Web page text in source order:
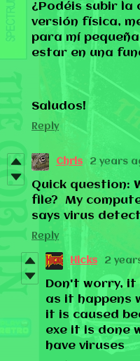
¿Podéis subir la
versión física,
para mí
estar en una
Saludos!
Reply
Chris 2 years
Quick question:
file? My
says virus
Reply
Hicks 2
Don't worry,
as it happens
it is caused
exe it is done
have viruses